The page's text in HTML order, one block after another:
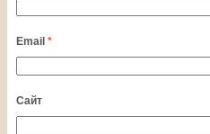
Email *
Сайт